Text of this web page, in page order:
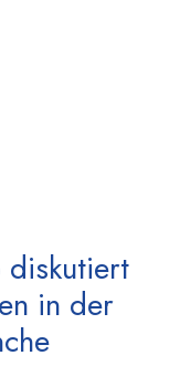
diskutiert
in der